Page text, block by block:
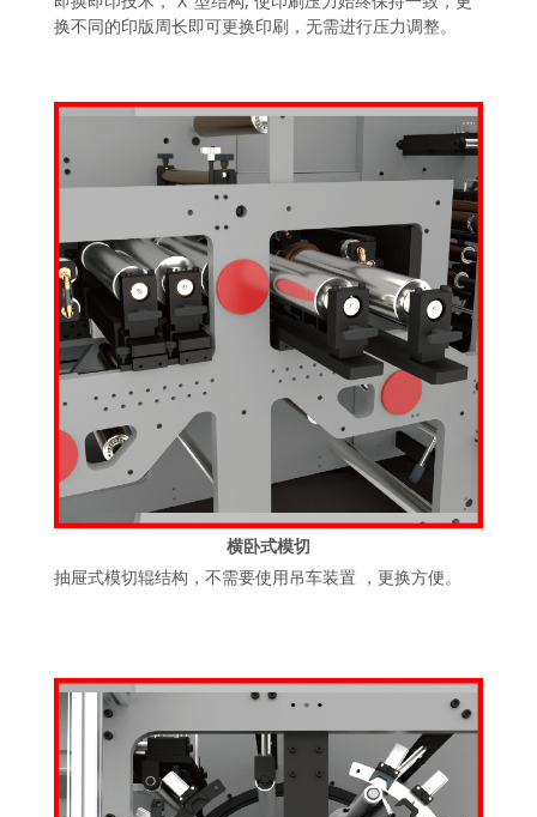
换不同的印版周长即可更换印刷，无需进行压力调整。
横卧式模切
抽屉式模切辊结构，不需要使用吊车装置 ，更换方便。